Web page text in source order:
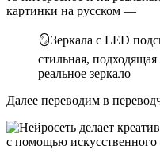
картинки на русском —
🪞Зеркала с LED
стильная,
реальное зеркало
Далее переводим в